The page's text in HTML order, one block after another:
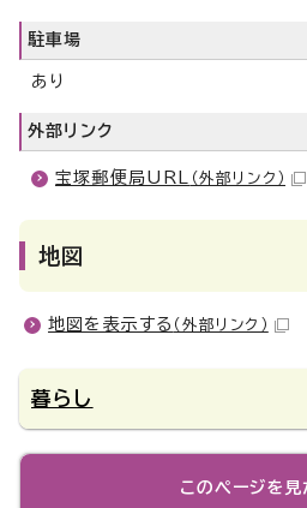
駐車場
あり
外部リンク
宝塚郵便局URL （外部リンク）
地図
地図を表示する （外部リンク）
暮らし
このページを